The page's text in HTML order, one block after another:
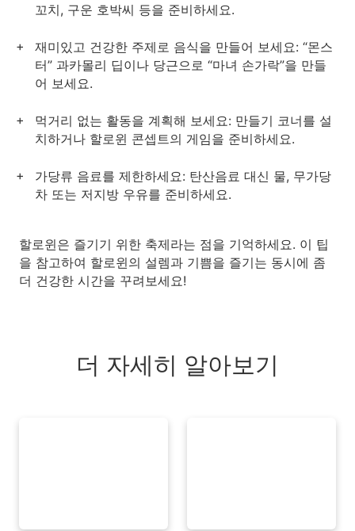
꼬치, 구운 호박씨 등을 준비하세요.
재미있고 건강한 주제로 음식을 만들어 보세요: “몬스
터” 과카몰리 딥이나 당근으로 “마녀 손가락”을 만들
어 보세요.
먹거리 없는 활동을 계획해 보세요: 만들기 코너를 설
치하거나 할로윈 콘셉트의 게임을 준비하세요.
가당류 음료를 제한하세요: 탄산음료 대신 물, 무가당
차 또는 저지방 우유를 준비하세요.
할로윈은 즐기기 위한 축제라는 점을 기억하세요. 이 팁
을 참고하여 할로윈의 설렘과 기쁨을 즐기는 동시에 좀
더 건강한 시간을 꾸려보세요!
더 자세히 알아보기